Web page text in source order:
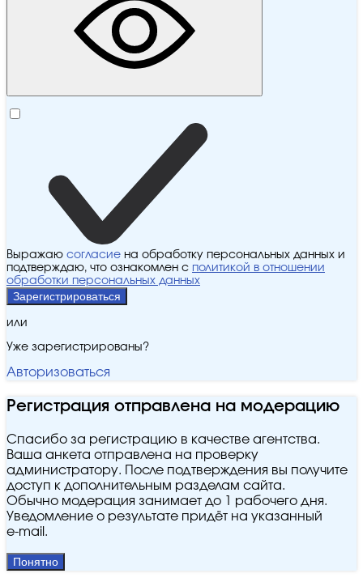
Выражаю согласие на обработку персональных данных и
подтверждаю, что ознакомлен с политикой в отношении
обработки персональных данных
Зарегистрироваться
или
Уже зарегистрированы?
Авторизоваться
Регистрация отправлена на модерацию
Спасибо за регистрацию в качестве агентства.
Ваша анкета отправлена на проверку
администратору. После подтверждения вы получите
доступ к дополнительным разделам сайта.
Обычно модерация занимает до 1 рабочего дня.
Уведомление о результате придёт на указанный
e‑mail.
Понятно